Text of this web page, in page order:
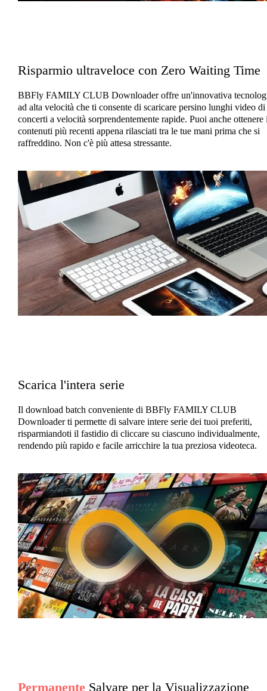
Risparmio ultraveloce con Zero Waiting Time
BBFly FAMILY CLUB Downloader offre un'innovativa
ad alta velocità che ti consente di scaricare persino lunghi video di
concerti a velocità sorprendentemente rapide. Puoi anche ottenere
contenuti più recenti appena rilasciati tra le tue mani prima che si
raffreddino. Non c'è più attesa stressante.
Scarica l'intera serie
Il download batch conveniente di BBFly FAMILY CLUB
Downloader ti permette di salvare intere serie dei tuoi preferiti,
risparmiandoti il fastidio di cliccare su ciascuno individualmente,
rendendo più rapido e facile arricchire la tua preziosa videoteca.
PermanenteSalvare per la Visualizzazione